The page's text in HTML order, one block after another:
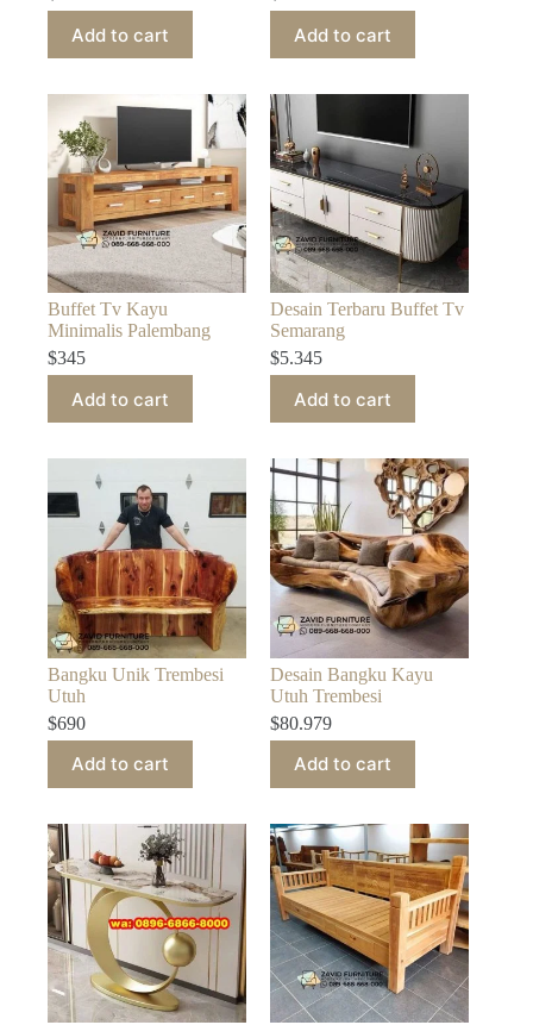
Add to cart Add to cart
Buffet Tv Kayu
Minimalis Palembang
$345
Add to cart
Desain Terbaru Buffet Tv
Semarang
$5.345
Add to cart
Bangku Unik Trembesi
Utuh
$690
Add to cart
Desain Bangku Kayu
Utuh Trembesi
$80.979
Add to cart